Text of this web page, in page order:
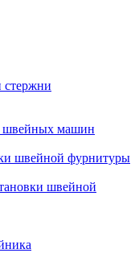
стержни
швейных машин
швейной фурнитуры
швейной